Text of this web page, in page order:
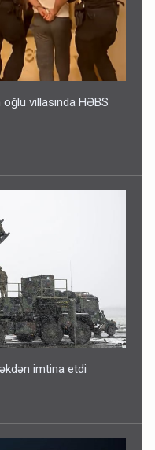
villasında HƏBS
imtina etdi